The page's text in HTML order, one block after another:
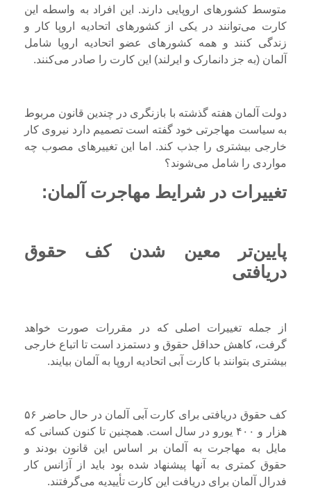
متوسط کشورهای اروپایی دارند. این افراد به واسطه این
کارت می‌توانند در یکی از کشورهای اتحادیه اروپا کار و
زندگی کنند و همه‌ کشورهای عضو اتحادیه اروپا شامل
آلمان (به جز دانمارک و ایرلند) این کارت را صادر می‌کنند.
دولت آلمان هفته گذشته با بازنگری در چندین قانون مربوط
به سیاست مهاجرتی خود گفته است تصمیم دارد نیروی کار
خارجی بیشتری را جذب کند. اما این تغییرهای مصوب چه
مواردی را شامل می‌شوند؟
تغییرات در شرایط مهاجرت آلمان:
پایین‌تر معین شدن کف حقوق
دریافتی
از جمله تغییرات اصلی که در مقررات صورت خواهد
گرفت، کاهش حداقل حقوق و دستمزد است تا اتباع خارجی
بیشتری بتوانند با کارت آبی اتحادیه اروپا به آلمان بیایند.
کف حقوق دریافتی برای کارت آبی آلمان در حال حاضر ۵۶
هزار و ۴۰۰ یورو در سال است. همچنین تا کنون کسانی که
مایل به مهاجرت به آلمان بر اساس این قانون بودند و
حقوق کمتری به آنها پیشنهاد شده بود باید از آژانس کار
فدرال آلمان برای دریافت این کارت تأییدیه می‌گرفتند.